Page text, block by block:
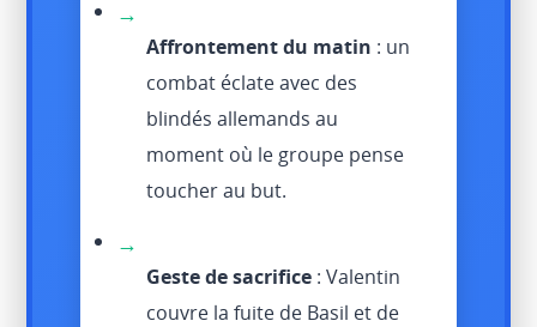
→
Affrontement du matin : un
combat éclate avec des
blindés allemands au
moment où le groupe pense
toucher au but.
→
Geste de sacrifice : Valentin
couvre la fuite de Basil et de